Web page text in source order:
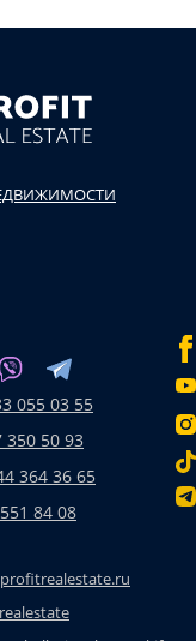
055 03 55
350 50 93
364 36 65
84 08